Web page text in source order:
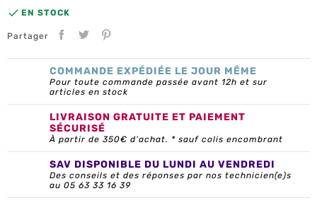
 EN STOCK
Partager
COMMANDE EXPÉDIÉE LE JOUR MÊME
Pour toute commande passée avant 12h et sur
articles en stock
LIVRAISON GRATUITE ET PAIEMENT
SÉCURISÉ
À partir de 350€ d’achat. * sauf colis encombrant
SAV DISPONIBLE DU LUNDI AU VENDREDI
Des conseils et des réponses par nos technicien(e)s
au 05 63 33 16 39